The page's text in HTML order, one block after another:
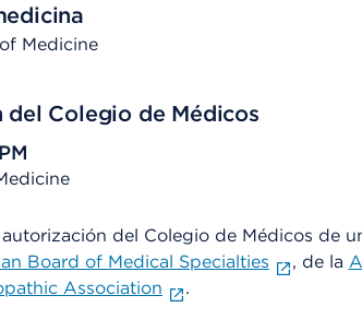
Medicine
Colegio de Médicos
del Colegio de Médicos de
Board of Medical Specialties , de la
Association
.